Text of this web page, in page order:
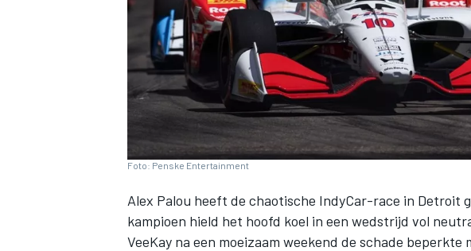
INDYCAR
Foto: Penske Entertainment
Alex Palou heeft de chaotische IndyCar-race in Detroit
kampioen hield het hoofd koel in een wedstrijd vol
VeeKay na een moeizaam weekend de schade beperkte